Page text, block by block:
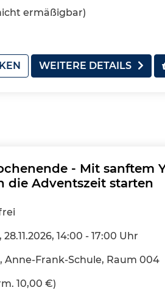
ermäßigbar)
WEITERE DETAILS
- Mit sanftem
die Adventszeit starten
, 28.11.2026, 14:00 - 17:00 Uhr
Anne-Frank-Schule, Raum 004
10,00 €)